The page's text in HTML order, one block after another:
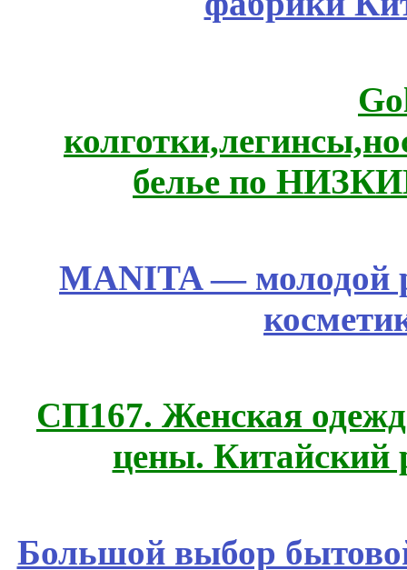
белье по
MANITA — молодой
СП167. Женская
цены. Китайский
Большой выбор